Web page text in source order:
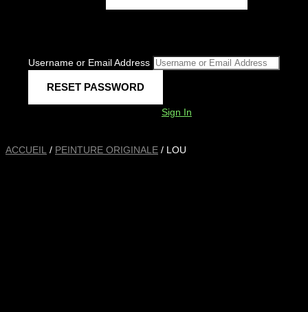
Username or Email Address
Sign In
ACCUEIL / PEINTURE ORIGINALE / LOU